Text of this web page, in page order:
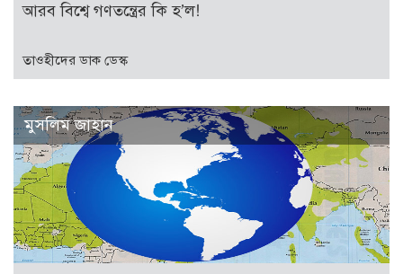
আরব বিশ্বে গণতন্ত্রের কি হ’ল!
তাওহীদের ডাক ডেস্ক
মুসলিম জাহান